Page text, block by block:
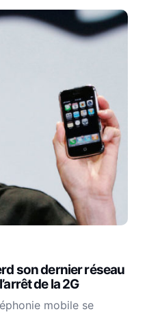
son dernier réseau
de la 2G
mobile se